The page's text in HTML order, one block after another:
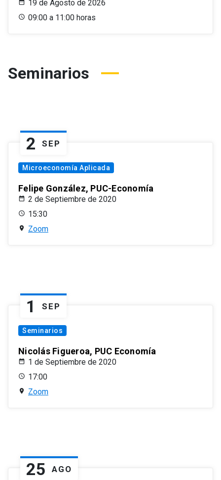
19 de Agosto de 2026
09:00 a 11:00 horas
Seminarios
2 SEP
Microeconomía Aplicada
Felipe González, PUC-Economía
2 de Septiembre de 2020
15:30
Zoom
1 SEP
Seminarios
Nicolás Figueroa, PUC Economía
1 de Septiembre de 2020
17:00
Zoom
25 AGO